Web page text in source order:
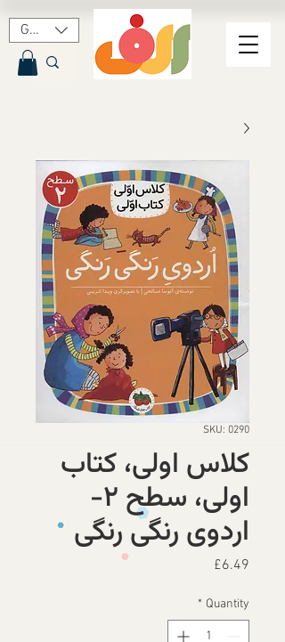
GBP (£)
SKU: 0290
کلاس اولی، کتاب
اولی، سطح ۲-
اردوی رنگی رنگی
£6.49
Quantity
*